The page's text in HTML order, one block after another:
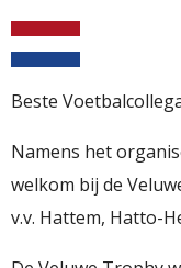
Beste
Namens het
welkom bij de
v.v. Hattem, Hatto-